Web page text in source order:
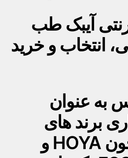
آیبک طب
انتخاب و خرید
به عنوان
برند های
مطرحی همچون HOYA و